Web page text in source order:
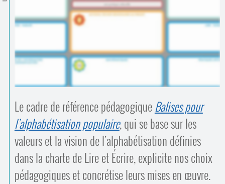
·
Comprendre et parler
Bienvenue en Belgique
Contacts
Le cadre de référence pédagogiqueBalises pour
l’alphabétisation populaire, qui se base sur les
valeurs et la vision de l’alphabétisation définies
dans la charte de Lire et Écrire, explicite nos choix
pédagogiques et concrétise leurs mises en œuvre.